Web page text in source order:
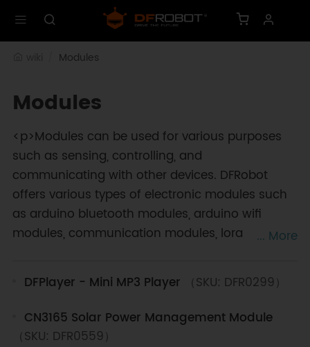
Modules
Modules
<p>Modules can be used for various purposes
such as sensing, controlling, and
communicating with other devices. DFRobot
offers various types of electronic modules such
as arduino bluetooth modules, arduino wifi
modules, communication modules, lora
modules, IoT modules, IO expansion shields
&amp; HATs, RTC modules, storage modules,
LCDs/LEDs/E-ink/Displays, motors &amp;
actuators &amp; drivers and power supply
... More
DFPlayer - Mini MP3 Player
（SKU: DFR0299）
CN3165 Solar Power Management Module
（SKU: DFR0559）